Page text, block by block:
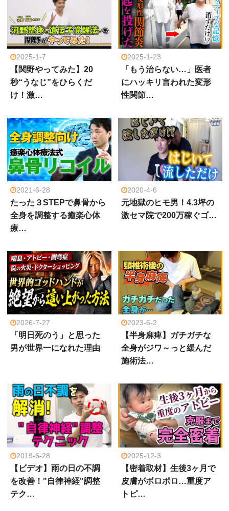
2025-1-7
【関野やってみた】20
秒“うなじ”をひらくだ
け！激…
2025-1-23
「もう治らない…」医者
にハッキリ言われた変形
性関節…
2021-6-28
たった３STEPで鼻骨から
全身を調整する癒楽心体
療…
2020-4-6
元地獄のヒモ男！4.3坪の
激セマ院で200万稼ぐゴ…
2026-7-27
「明日死のう」と思った
男が世界一になれた理由
2023-6-2
【半身麻痺】ガチガチな
全身がジワ～っと緩んだ
施術法…
2019-6-28
【ビデオ】雨の日の不調
を改善！"自律神経"調整
テク…
2025-12-3
【密着取材】生後3ヶ月で
皮膚がボロボロ…重度ア
トピ…